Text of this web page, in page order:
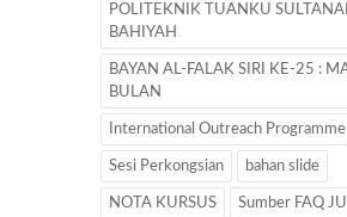
POLITEKNIK TUANKU
BAHIYAH
BAYAN AL-FALAK SIRI KE-25 :
BULAN
International Outreach Programme
Sesi Perkongsian bahan slide
NOTA KURSUS Sumber FAQ